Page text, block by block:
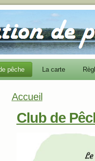
pêche La carte
Vous êtes ici
Accueil
Club de